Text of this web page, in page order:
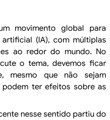
movimento global para
(IA), com múltiplas
ao redor do mundo. No
o tema, devemos ficar
mesmo que não sejam
podem terefeitos sobre as
nesse sentido partiu do